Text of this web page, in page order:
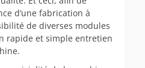
d’une fabrication à
de diverses modules
rapide et simple entretien